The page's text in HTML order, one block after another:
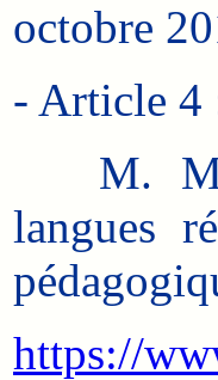
octobre
- Article 4
M.
langues
https://